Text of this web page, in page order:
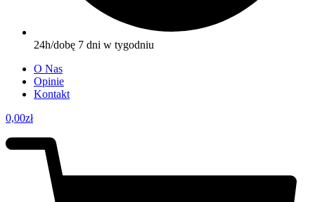
24h/dobę 7 dni w tygodniu
O Nas
Opinie
Kontakt
0,00zł